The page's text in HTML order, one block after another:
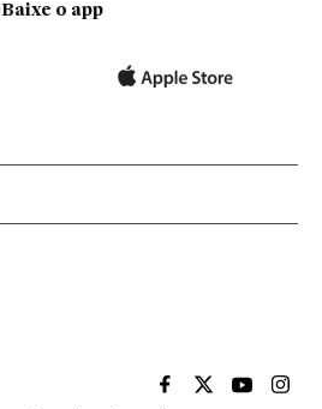
Baixe o app
EL PAÍS BRASIL EN
EL PAÍSEL PAÍS
EL